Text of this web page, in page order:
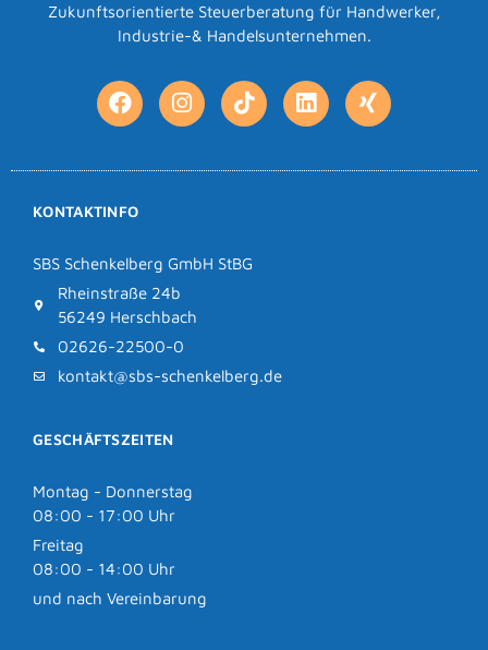
Zukunftsorientierte Steuerberatung für Handwerker,
Industrie-& Handelsunternehmen.
KONTAKTINFO
SBS Schenkelberg GmbH StBG
Rheinstraße 24b
56249 Herschbach
02626-22500-0
kontakt@sbs-schenkelberg.de
GESCHÄFTSZEITEN
Montag - Donnerstag
08:00 - 17:00 Uhr
Freitag
08:00 - 14:00 Uhr
und nach Vereinbarung